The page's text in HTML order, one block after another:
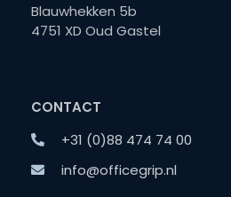
Blauwhekken 5b
4751 XD Oud Gastel
CONTACT
+31 (0)88 474 74 00
info@officegrip.nl